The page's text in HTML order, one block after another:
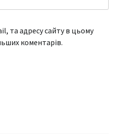
та адресу сайту в цьому
коментарів.